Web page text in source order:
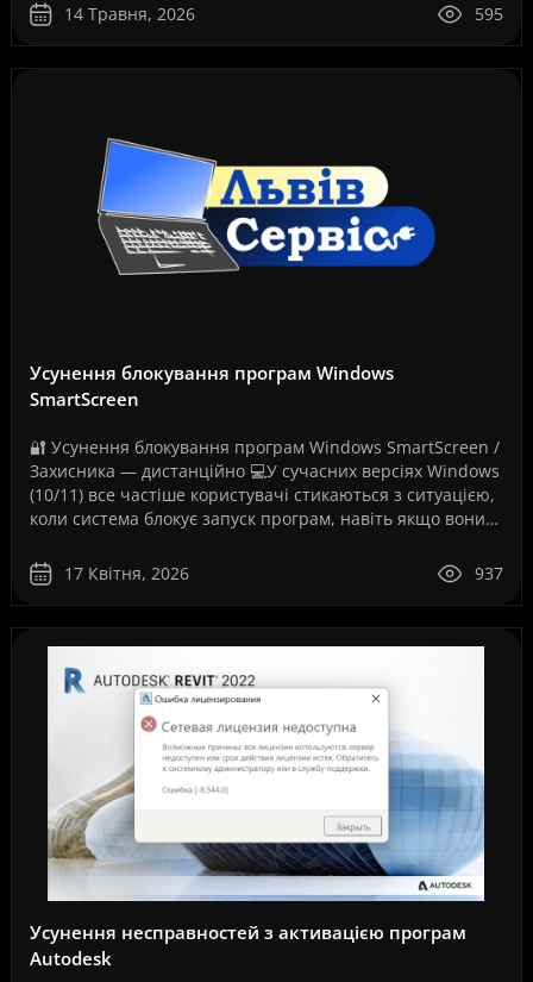
проект..14 Травня, 2026 595
Усунення блокування програм Windows
SmartScreen
🔐 Усунення блокування програм Windows SmartScreen /
Захисника — дистанційно 💻У сучасних версіях Windows
(10/11) все частіше користувачі стикаються з ситуацією,
коли система блокує запуск програм, навіть якщо вони
17 Квітня, 2026
937
Усунення несправностей з активацією програм
Autodesk